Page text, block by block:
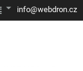
info@webdron.cz